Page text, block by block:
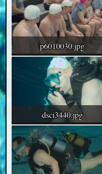
p6010030.jpg
dsci3440.jpg